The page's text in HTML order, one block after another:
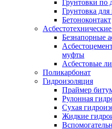
Грунтовки по
Грунтовка
Бетоноконтакт
Безнапорные
муфты
Асбестовые
Поликарбонат
Гидроизоляция
Праймер
Рулонная
Сухая
Жидкие